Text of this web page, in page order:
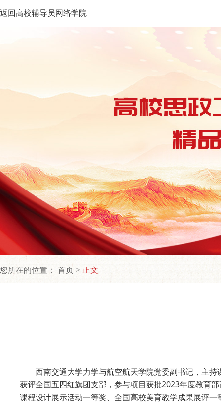
返回高校辅导员网络学院
您所在的位置： 首页 正文
西南交通大学力学与航空航天学院党委副书记，主
获评全国五四红旗团支部，参与项目获批2023年度教育
课程设计展示活动一等奖、全国高校美育教学成果展评